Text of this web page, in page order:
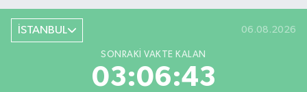
İSTANBUL 06.08.2026
SONRAKI VAKTE KALAN
03:06:42